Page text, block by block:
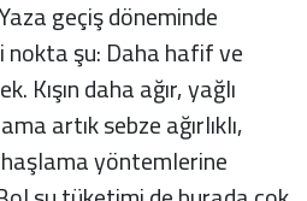
geçiş döneminde
nokta şu: Daha hafif ve
Kışın daha ağır, yağlı
artık sebze ağırlıklı,
yöntemlerine